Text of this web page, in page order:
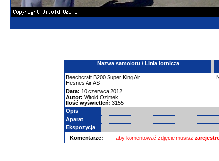
Nazwa samolotu / Linia lotnicza
Beechcraft B200 Super King Air
Hesnes Air AS
Data: 10 czerwca 2012
Autor: Witold Ozimek
Ilość wyświetleń: 3155
Opis
Aparat
Ekspozycja
Komentarze:
aby komentować zdjęcie musisz